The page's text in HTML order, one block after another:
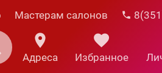
Мастерам салонов
Адреса Избранное